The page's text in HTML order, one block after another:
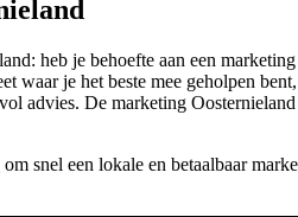
heb je behoefte aan een
je het beste mee geholpen
advies. De marketing
om snel een lokale en betaalbaar